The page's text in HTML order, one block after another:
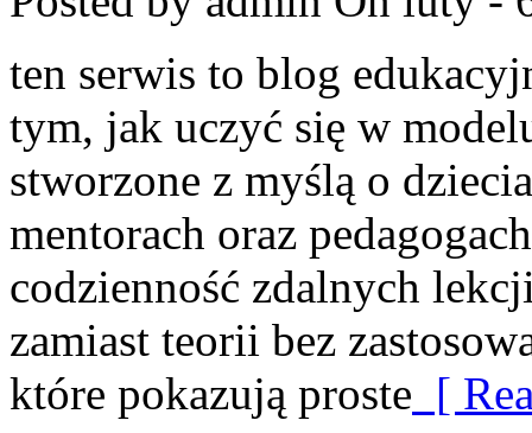
ten serwis to blog
tym, jak uczyć się w
stworzone z myślą o
mentorach oraz
codzienność zdalnych
zamiast teorii bez
które pokazują proste [